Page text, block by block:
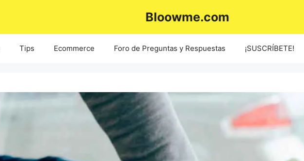
Bloowme.com
Tips Ecommerce Foro de Preguntas y Respuestas ¡SUSCRÍBETE!